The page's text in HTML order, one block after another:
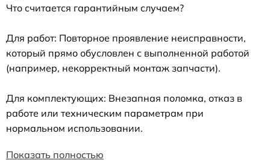
Что считается гарантийным случаем?
Для работ: Повторное проявление неисправности,
который прямо обусловлен с выполненной работой
(например, некорректный монтаж запчасти).
Для комплектующих: Внезапная поломка, отказ в
работе или техническим параметрам при
нормальном использовании.
Показать полностью